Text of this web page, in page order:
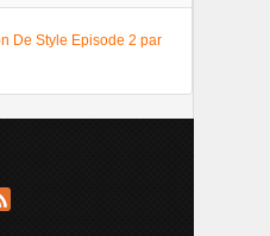
De Style Episode 2 par